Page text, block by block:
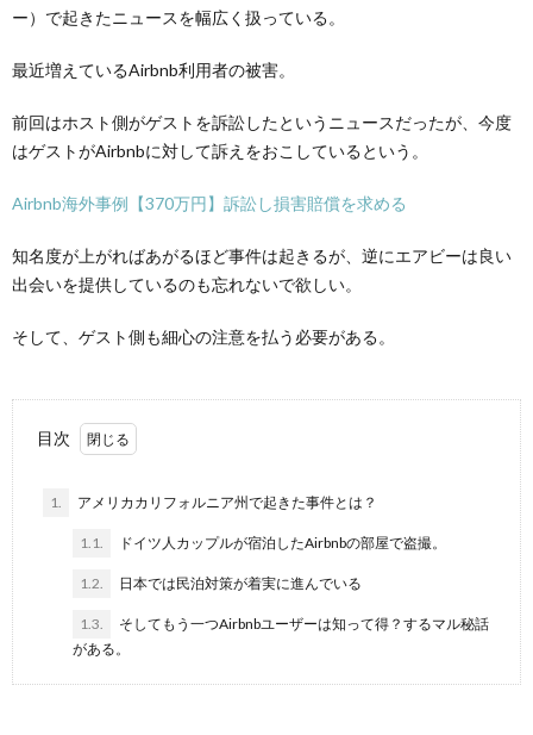
ー）で起きたニュースを幅広く扱っている。
最近増えているAirbnb利用者の被害。
前回はホスト側がゲストを訴訟したというニュースだったが、今度
はゲストがAirbnbに対して訴えをおこしているという。
Airbnb海外事例【370万円】訴訟し損害賠償を求める
知名度が上がればあがるほど事件は起きるが、逆にエアビーは良い
出会いを提供しているのも忘れないで欲しい。
そして、ゲスト側も細心の注意を払う必要がある。
目次
1. アメリカカリフォルニア州で起きた事件とは？
1.1. ドイツ人カップルが宿泊したAirbnbの部屋で盗撮。
1.2. 日本では民泊対策が着実に進んでいる
1.3.
そしてもう一つAirbnbユーザーは知って得？するマル秘話
がある。